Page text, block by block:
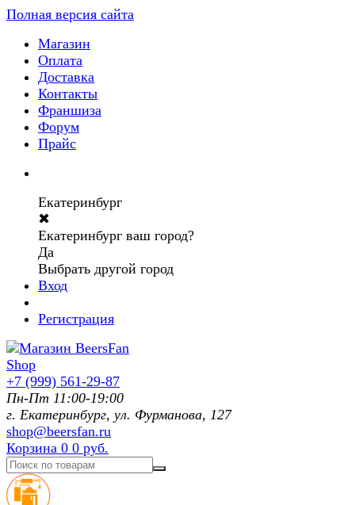
Полная версия сайта
Магазин
Оплата
Доставка
Контакты
Франшиза
Форум
Прайс
Екатеринбург
✖
Екатеринбург ваш город?
Да
Выбрать другой город
Вход
Регистрация
+7 (999) 561-29-87
Пн-Пт 11:00-19:00
г. Екатеринбург, ул. Фурманoва, 127
shop@beersfan.ru
Корзина 0 0 руб.